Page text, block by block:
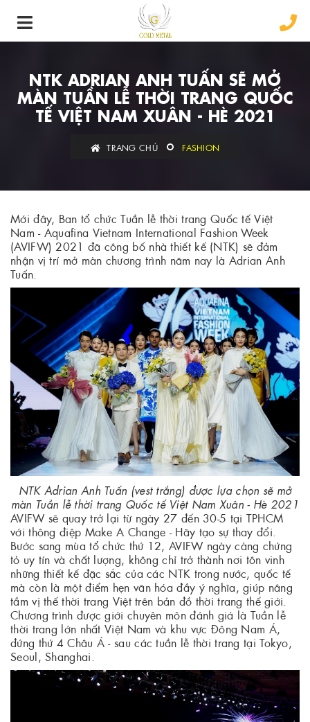
NTK ​ADRIAN ANH TUẤN SẼ MỞ
MÀN TUẦN LỄ THỜI TRANG QUỐC
TẾ VIỆT NAM XUÂN - HÈ 2021
TRANG CHỦ FASHION
Mới đây, Ban tổ chức Tuần lễ thời trang Quốc tế Việt
Nam - Aquafina Vietnam International Fashion Week
(AVIFW) 2021 đã công bố nhà thiết kế (NTK) sẽ đảm
nhận vị trí mở màn chương trình năm nay là Adrian Anh
Tuấn.
NTK Adrian Anh Tuấn (vest trắng) được lựa chọn sẽ mở
màn Tuần lễ thời trang Quốc tế Việt Nam Xuân - Hè 2021
AVIFW sẽ quay trở lại từ ngày 27 đến 30-5 tại TPHCM
với thông điệp Make A Change - Hãy tạo sự thay đổi.
Bước sang mùa tổ chức thứ 12, AVIFW ngày càng chứng
tỏ uy tín và chất lượng, không chỉ trở thành nơi tôn vinh
những thiết kế đặc sắc của các NTK trong nước, quốc tế
mà còn là một điểm hẹn văn hóa đầy ý nghĩa, giúp nâng
tầm vị thế thời trang Việt trên bản đồ thời trang thế giới.
Chương trình được giới chuyên môn đánh giá là Tuần lễ
thời trang lớn nhất Việt Nam và khu vực Đông Nam Á,
đứng thứ 4 Châu Á - sau các tuần lễ thời trang tại Tokyo,
Seoul, Shanghai.